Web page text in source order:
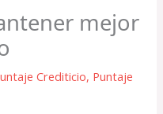
mejor
Crediticio, Puntaje